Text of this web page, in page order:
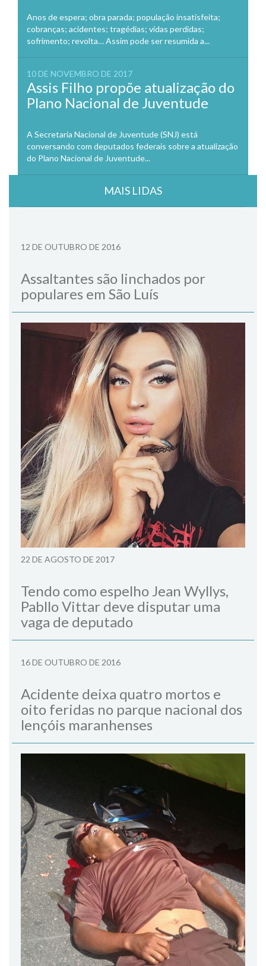
Anos de espera; obra parada; população insatisfeita;
cobranças; acidentes; tragédias; vidas perdidas;
sofrimento; revolta… Assim pode ser resumida a...
10 DE NOVEMBRO DE 2017
Assis Filho propõe atualização do
Plano Nacional de Juventude
A Secretaria Nacional de Juventude (SNJ) está
conversando com deputados federais sobre a atualização
do Plano Nacional de Juventude...
MAIS LIDAS
12 DE OUTUBRO DE 2016
Assaltantes são linchados por
populares em São Luís
22 DE AGOSTO DE 2017
Tendo como espelho Jean Wyllys,
Pabllo Vittar deve disputar uma
vaga de deputado
16 DE OUTUBRO DE 2016
Acidente deixa quatro mortos e
oito feridas no parque nacional dos
lençóis maranhenses